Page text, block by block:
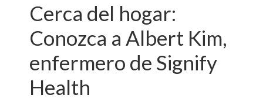
Cerca del hogar:
Conozca a Albert Kim,
enfermero de Signify
Health